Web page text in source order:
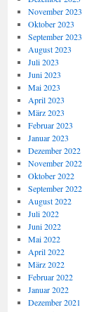
November 2023
Oktober 2023
September 2023
August 2023
Juli 2023
Juni 2023
Mai 2023
April 2023
März 2023
Februar 2023
Januar 2023
Dezember 2022
November 2022
Oktober 2022
September 2022
August 2022
Juli 2022
Juni 2022
Mai 2022
April 2022
März 2022
Februar 2022
Januar 2022
Dezember 2021